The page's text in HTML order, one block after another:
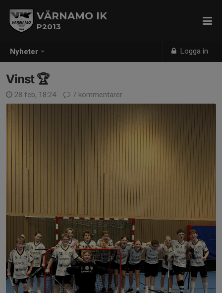
Nyheter Logga in
VÄRNAMO IK
P2013
Vinst 🏆
28 feb, 18:24 7 kommentarer